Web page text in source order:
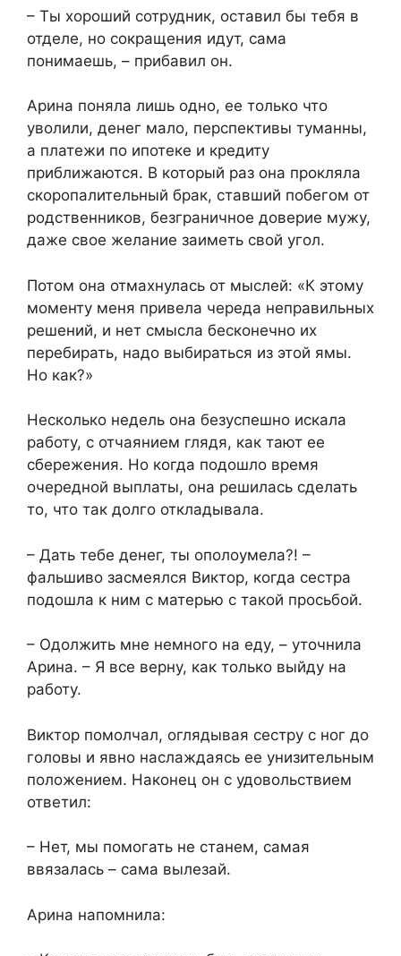
– Ты хороший сотрудник, оставил бы тебя в
отделе, но сокращения идут, сама
понимаешь, – прибавил он.
Арина поняла лишь одно, ее только что
уволили, денег мало, перспективы туманны,
а платежи по ипотеке и кредиту
приближаются. В который раз она прокляла
скоропалительный брак, ставший побегом от
родственников, безграничное доверие мужу,
даже свое желание заиметь свой угол.
Потом она отмахнулась от мыслей: «К этому
моменту меня привела череда неправильных
решений, и нет смысла бесконечно их
перебирать, надо выбираться из этой ямы.
Но как?»
Несколько недель она безуспешно искала
работу, с отчаянием глядя, как тают ее
сбережения. Но когда подошло время
очередной выплаты, она решилась сделать
то, что так долго откладывала.
– Дать тебе денег, ты ополоумела?! –
фальшиво засмеялся Виктор, когда сестра
подошла к ним с матерью с такой просьбой.
– Одолжить мне немного на еду, – уточнила
Арина. – Я все верну, как только выйду на
работу.
Виктор помолчал, оглядывая сестру с ног до
головы и явно наслаждаясь ее унизительным
положением. Наконец он с удовольствием
ответил:
– Нет, мы помогать не станем, самая
ввязалась – сама вылезай.
Арина напомнила: